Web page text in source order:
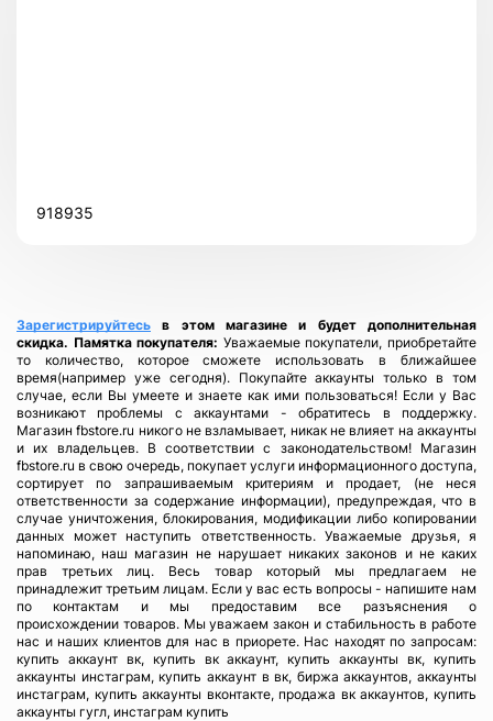
918935
Зарегистрируйтесь
в этом магазине и будет дополнительная
скидка. Памятка покупателя: Уважаемые покупатели, приобретайте
то количество, которое сможете использовать в ближайшее
время(например уже сегодня). Покупайте аккаунты только в том
случае, если Вы умеете и знаете как ими пользоваться! Если у Вас
возникают проблемы с аккаунтами - обратитесь в поддержку.
Магазин fbstore.ru никого не взламывает, никак не влияет на аккаунты
и их владельцев. В соответствии с законодательством! Магазин
fbstore.ru в свою очередь, покупает услуги информационного доступа,
сортирует по запрашиваемым критериям и продает, (не неся
ответственности за содержание информации), предупреждая, что в
случае уничтожения, блокирования, модификации либо копировании
данных может наступить ответственность. Уважаемые друзья, я
напоминаю, наш магазин не нарушает никаких законов и не каких
прав третьих лиц. Весь товар который мы предлагаем не
принадлежит третьим лицам. Если у вас есть вопросы - напишите нам
по контактам и мы предоставим все разъяснения о
происхождении товаров. Мы уважаем закон и стабильность в работе
нас и наших клиентов для нас в приорете. Нас находят по запросам:
купить аккаунт вк, купить вк аккаунт, купить аккаунты вк, купить
аккаунты инстаграм, купить аккаунт в вк, биржа аккаунтов, аккаунты
инстаграм, купить аккаунты вконтакте, продажа вк аккаунтов, купить
аккаунты гугл, инстаграм купить